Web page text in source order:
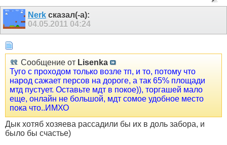
Nerk сказал(-а):
04.05.2011 04:24
Сообщение от Lisenka
Туго с проходом только возле тп, и то, потому что
народ сажает персов на дороге, а так 65% площади
мтд пустует. Оставьте мдт в покое)), торгашей мало
еще, онлайн не большой, мдт сомое удобное место
пока что..ИМХО
Дык хотяб хозяева рассадили бы их в доль забора, и
было бы счастье)